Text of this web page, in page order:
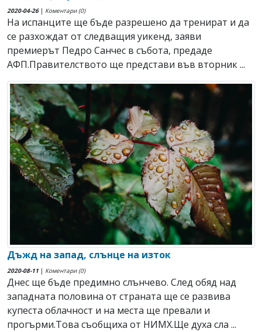
2020-04-26| Коментари (0)
На испанците ще бъде разрешено да тренират и да
се разхождат от следващия уикенд, заяви
премиерът Педро Санчес в събота, предаде
АФП.Правителството ще представи във вторник ...
Дъжд на запад, слънце на изток
2020-08-11 | Коментари (0)
Днес ще бъде предимно слънчево. След обяд над
западната половина от страната ще се развива
купеста облачност и на места ще превали и
прогърми.Това съобщиха от НИМХ.Ще духа сла ...